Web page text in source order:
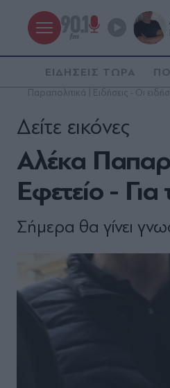
ΕΙΔΗΣΕΙΣ ΤΩΡΑ
Παραπολιτικά | Ειδήσεις - Οι
Αλέκα
Εφετείο -
Δείτε εικόνες
Σήμερα θα γίνει